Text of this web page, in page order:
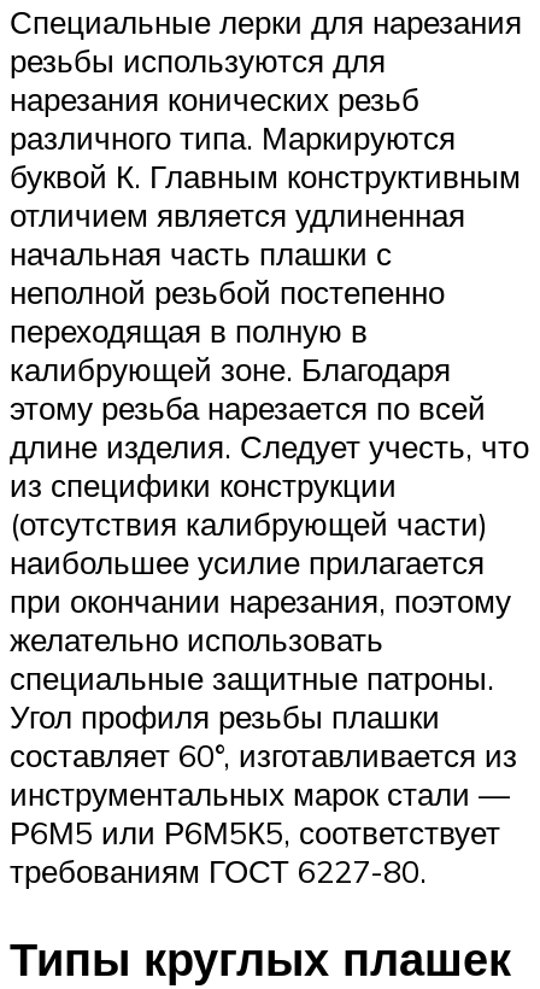
Специальные лерки для нарезания
резьбы используются для
нарезания конических резьб
различного типа. Маркируются
буквой К. Главным конструктивным
отличием является удлиненная
начальная часть плашки с
неполной резьбой постепенно
переходящая в полную в
калибрующей зоне. Благодаря
этому резьба нарезается по всей
длине изделия. Следует учесть, что
из специфики конструкции
(отсутствия калибрующей части)
наибольшее усилие прилагается
при окончании нарезания, поэтому
желательно использовать
специальные защитные патроны.
Угол профиля резьбы плашки
составляет 60°, изготавливается из
инструментальных марок стали —
Р6М5 или Р6М5К5, соответствует
требованиям ГОСТ 6227-80.
Типы круглых плашек